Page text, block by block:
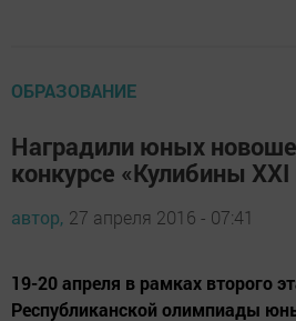
ОБРАЗОВАНИЕ
Наградили юных
конкурсе «Кулибины ХХI
автор, 27 апреля 2016 - 07:41
19-20 апреля в рамках второго
Республиканской олимпиады